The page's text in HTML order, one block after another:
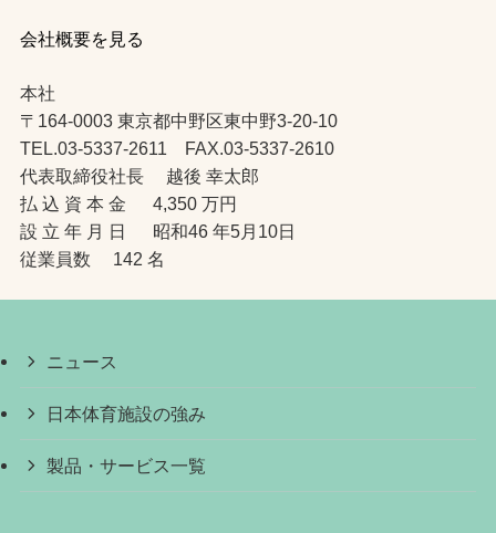
会社概要を見る
本社
〒164-0003 東京都中野区東中野3-20-10
TEL.03-5337-2611 FAX.03-5337-2610
代表取締役社長 越後 幸太郎
払 込 資 本 金 4,350 万円
設 立 年 月 日 昭和46 年5月10日
従業員数 142 名
ニュース
日本体育施設の強み
製品・サービス一覧